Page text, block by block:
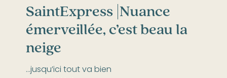
SaintExpress |Nuance
émerveillée, c’est beau la
neige
…jusqu’ici tout va bien